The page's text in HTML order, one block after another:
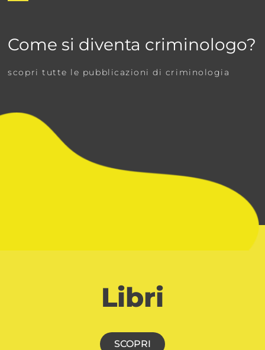
Come si diventa criminologo?
scopri tutte le pubblicazioni di criminologia
Libri
SCOPRI